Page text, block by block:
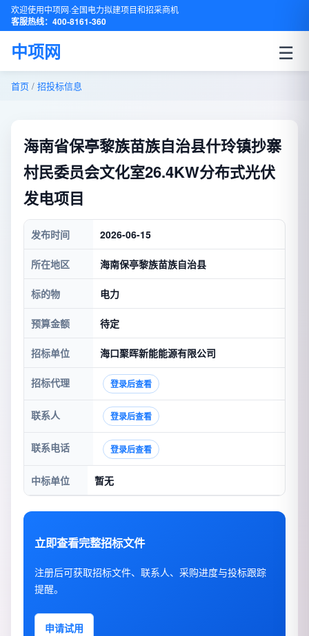
欢迎使用中项网·全国电力拟建项目和招采商机
客服热线：400-8161-360
中项网 ☰
首页 / 招投标信息
海南省保亭黎族苗族自治县什玲镇抄寨
村民委员会文化室26.4KW分布式光伏
发电项目
发布时间 2026-06-15
所在地区 海南保亭黎族苗族自治县
标的物 电力
预算金额 待定
招标单位 海口聚晖新能能源有限公司
招标代理 登录后查看
联系人 登录后查看
联系电话 登录后查看
中标单位 暂无
立即查看完整招标文件
注册后可获取招标文件、联系人、采购进度与投标跟踪
提醒。
申请试用